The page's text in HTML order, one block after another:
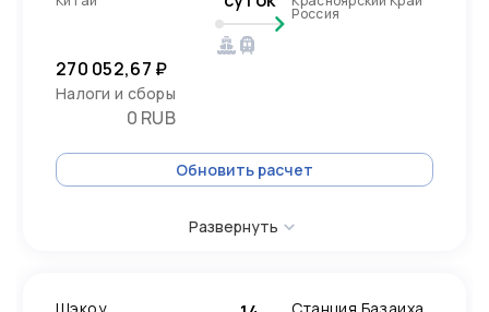
Россия
270 052,67 ₽
Налоги и сборы
0 RUB
Обновить расчет
Развернуть